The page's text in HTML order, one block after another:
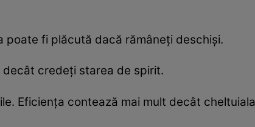
poate fi plăcută dacă rămâneți deschiși.
credeți starea de spirit.
Eficiența contează mai mult decât cheltuiala